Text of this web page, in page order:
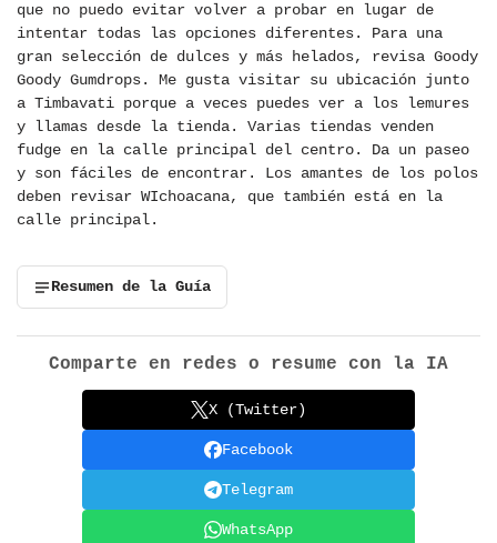
que no puedo evitar volver a probar en lugar de
intentar todas las opciones diferentes. Para una
gran selección de dulces y más helados, revisa Goody
Goody Gumdrops. Me gusta visitar su ubicación junto
a Timbavati porque a veces puedes ver a los lemures
y llamas desde la tienda. Varias tiendas venden
fudge en la calle principal del centro. Da un paseo
y son fáciles de encontrar. Los amantes de los polos
deben revisar WIchoacana, que también está en la
calle principal.
Resumen de la Guía
Comparte en redes o resume con la IA
X (Twitter)
Facebook
Telegram
WhatsApp